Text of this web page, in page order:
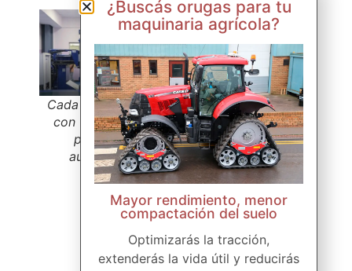
Cada silo se pliega
con una máquina
plegadora
automática.
Almacenamiento
Eficiente y Seguro:
Las silobolsas PRO 7
deben sellarse
herméticamente al
llenarse con granos u
otros materiales.
Esto asegura que el
oxígeno disponible
sea consumido
rápidamente por los
atmósfera rica en
CO2. Este entorno
¿Buscás orugas para tu
maquinaria agrícola?
Mayor rendimiento, menor
compactación del suelo
Optimizarás la tracción,
extenderás la vida útil y reducirás